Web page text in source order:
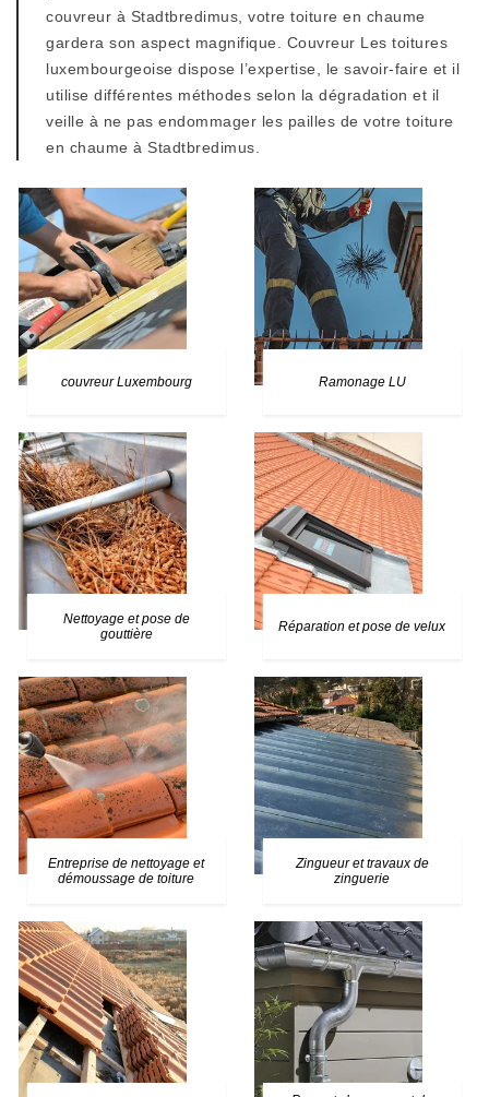
couvreur à Stadtbredimus, votre toiture en chaume
gardera son aspect magnifique. Couvreur Les toitures
luxembourgeoise dispose l’expertise, le savoir-faire et il
utilise différentes méthodes selon la dégradation et il
veille à ne pas endommager les pailles de votre toiture
en chaume à Stadtbredimus.
couvreur Luxembourg Ramonage LU
Nettoyage et pose de
gouttière
Réparation et pose de velux
Entreprise de nettoyage et
démoussage de toiture
Zingueur et travaux de
zinguerie